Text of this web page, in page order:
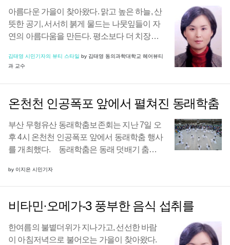
아름다운 가을이 찾아왔다. 맑고 높은 하늘, 산
뜻한 공기, 서서히 붉게 물드는 나뭇잎들이 자
연의 아름다움을 만든다. 평소보다 더 치장을
마련이다. 하지만 가을은 그리 쉽게 아름다움
...
김태영 시민기자의 뷰티 스타일 by 김태영 동의과학대학교 헤어뷰티
과 교수
온천천 인공폭포 앞에서 펼쳐진 동래학춤
부산 무형유산 동래학춤보존회는 지난 7일 오
후 4시 온천천 인공폭포 앞에서 동래학춤 행사
를 개최했다. 동래학춤은 동래 덧배기 춤의
기품 있는 민속춤이다. 춤은 단순히 학의 모습
을 묘사하는 것이 아니라, 학의 이미지를 상징
by 이지은 시민기자
비타민·오메가-3 풍부한 음식 섭취를
한여름의 불볕더위가 지나가고, 선선한 바람
이 아침저녁으로 불어오는 가을이 찾아왔다.